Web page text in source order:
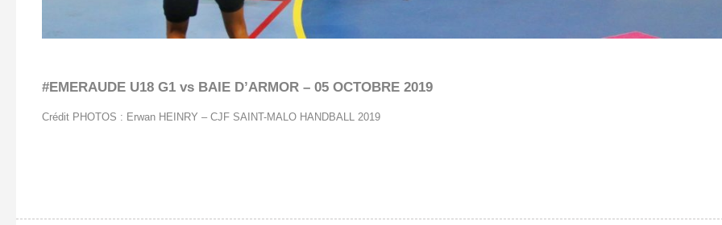
#EMERAUDE U18 G1 vs BAIE D’ARMOR – 05 OCTOBRE 2019
Crédit PHOTOS : Erwan HEINRY – CJF SAINT-MALO HANDBALL 2019